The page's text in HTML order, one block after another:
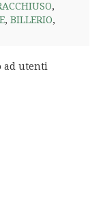
,
, BILLERIO,
ad utenti